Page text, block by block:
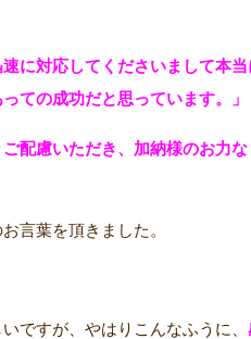
速に対応してくださいまして本
ての成功だと思っています。」
ご配慮いただき、加納様のお力
言葉を頂きました。
ですが、やはりこんなふうに、